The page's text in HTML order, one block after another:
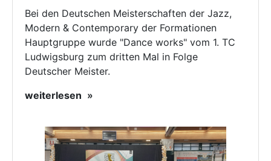
Bei den Deutschen Meisterschaften der Jazz,
Modern & Contemporary der Formationen
Hauptgruppe wurde "Dance works" vom 1. TC
Ludwigsburg zum dritten Mal in Folge
Deutscher Meister.
weiterlesen